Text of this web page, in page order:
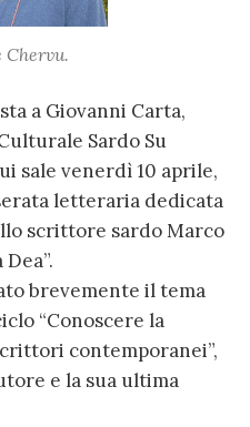
Chervu.
a Giovanni Carta,
Sardo Su
sale venerdì 10 aprile,
letteraria dedicata
scrittore sardo Marco
brevemente il tema
“Conoscere la
contemporanei”,
e la sua ultima